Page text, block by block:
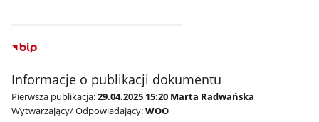
Informacje o publikacji dokumentu
Pierwsza publikacja:29.04.2025 15:20 Marta Radwańska
Wytwarzający/ Odpowiadający:WOO